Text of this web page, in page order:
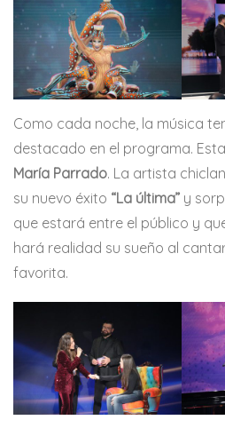
Como cada noche, la música
destacado en el programa.
María Parrado. La artista
su nuevo éxito “La última” y
que estará entre el público y
hará realidad su sueño al
favorita.